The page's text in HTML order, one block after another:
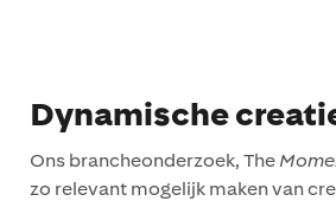
Dynamische
Ons brancheonderzoek, The
zo relevant mogelijk maken van